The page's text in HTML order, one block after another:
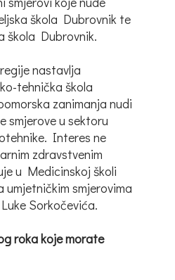
škola Dubrovnik te
škola Dubrovnik.
nastavlja
tehnička škola
zanimanja nudi
smjerove u sektoru
Interes ne
zdravstvenim
u Medicinskoj školi
umjetničkim smjerovima
Sorkočevića.
roka koje morate